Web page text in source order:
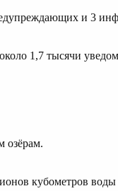
и 3
1,7 тысячи
озёрам.
кубометров